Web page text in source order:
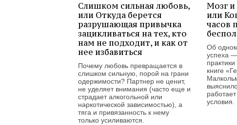
Слишком сильная любовь,
или Откуда берется
разрушающая привычка
зацикливаться на тех, кто
нам не подходит, и как от
нее избавиться
Почему любовь превращается в
слишком сильную, порой на грани
одержимости? Партнер не ценит,
не уделяет внимания (часто еще и
страдает алкогольной или
наркотической зависимостью), а
тяга и привязанность к нему
только усиливаются.
Мозг и
или
часов
Об
успеха —
книге
условия.